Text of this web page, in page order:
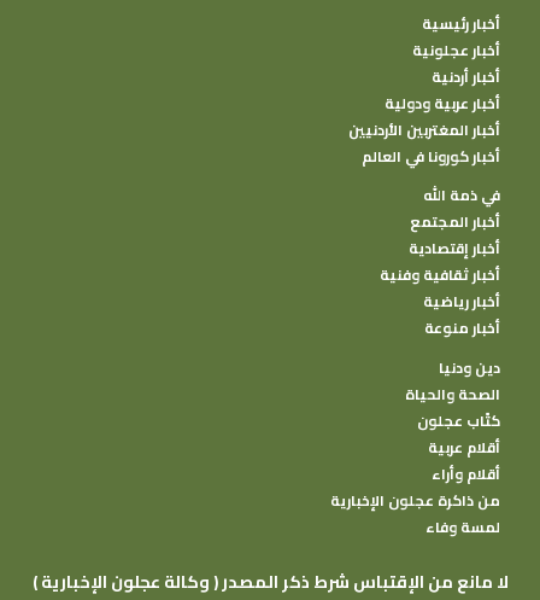
أخبار رئيسية
أخبار عجلونية
أخبار أردنية
أخبار عربية ودولية
أخبار المغتربين الأردنيين
أخبار كورونا في العالم
في ذمة الله
أخبار المجتمع
أخبار إقتصادية
أخبار ثقافية وفنية
أخبار رياضية
أخبار منوعة
دين ودنيا
الصحة والحياة
كتًاب عجلون
أقلام عربية
أقلام وأراء
من ذاكرة عجلون الإخبارية
لمسة وفاء
( وكالة عجلون الإخبارية ) لا مانع من الإقتباس شرط ذكر المصدر